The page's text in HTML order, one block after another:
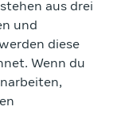
aus drei
und
diese
Wenn du